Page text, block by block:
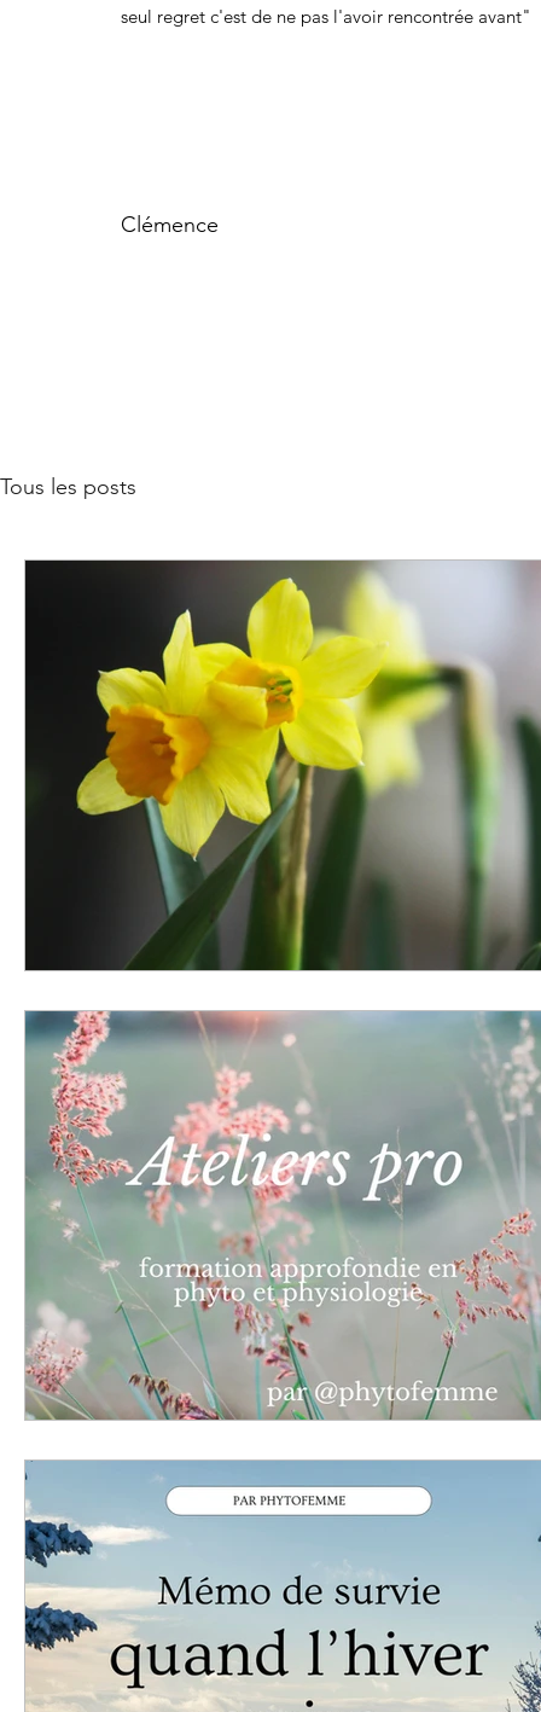
seul regret c'est de ne pas l'avoir rencontrée avant"
Clémence
Tous les posts